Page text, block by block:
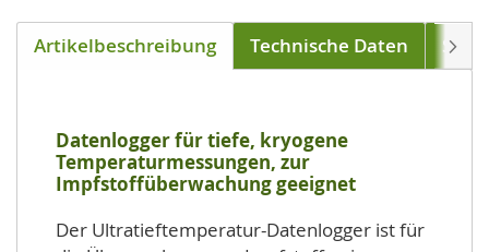
Artikelbeschreibung Technische Daten
Datenlogger für tiefe, kryogene
Temperaturmessungen, zur
Impfstoffüberwachung geeignet
Der Ultratieftemperatur-Datenlogger ist für